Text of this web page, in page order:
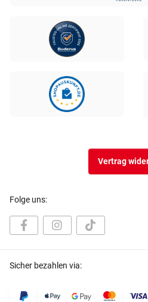
Vertrag
Folge uns:
Sicher bezahlen via: